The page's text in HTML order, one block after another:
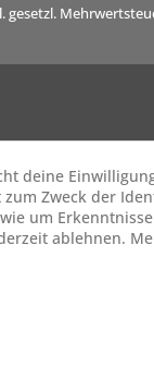
gesetzl.
deine
Zweck der
um
ablehnen.